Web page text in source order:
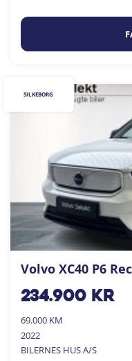
Volvo XC40 P6
234.900kr
69.000 KM
2022
BILERNES HUS A/S
SILKEBORG